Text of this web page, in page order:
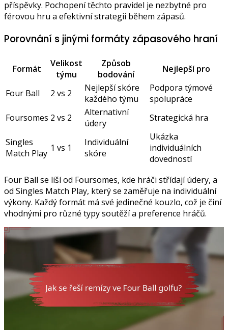
příspěvky. Pochopení těchto pravidel je nezbytné pro
férovou hru a efektivní strategii během zápasů.
Porovnání s jinými formáty zápasového hraní
Formát
Velikost
týmu
Způsob
bodování
Nejlepší pro
Four Ball 2 vs 2
Nejlepší skóre
každého týmu
Podpora týmové
spolupráce
Foursomes 2 vs 2
Alternativní
údery
Strategická hra
Singles
Match Play 1 vs 1
Individuální
skóre
Ukázka
individuálních
dovedností
Four Ball se liší od Foursomes, kde hráči střídají údery, a
od Singles Match Play, který se zaměřuje na individuální
výkony. Každý formát má své jedinečné kouzlo, což je činí
vhodnými pro různé typy soutěží a preference hráčů.